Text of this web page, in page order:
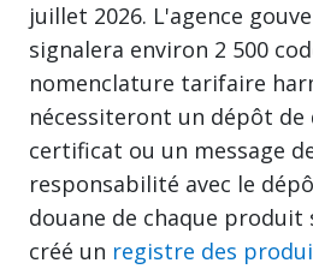
juillet 2026. L'agence
signalera environ 2 500
nomenclature tarifaire
nécessiteront un dépôt de
certificat ou un message
responsabilité avec le
douane de chaque produit
créé un registre des